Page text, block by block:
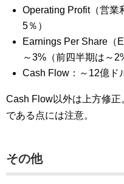
Operating Profit（営業
5％）
Earnings Per Share（
～3%（前四半期は～
Cash Flow：～12億ド
Cash Flow以外は上方修
である点には注意。
その他